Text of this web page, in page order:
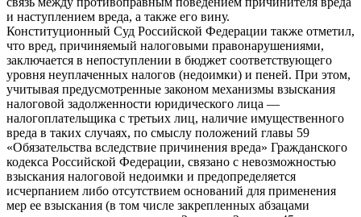
и наступлением вреда, а также его вину.
Конституционный Суд Российской Федерации также отметил,
что вред, причиняемый налоговыми правонарушениями,
заключается в непоступлении в бюджет соответствующего
уровня неуплаченных налогов (недоимки) и пеней. При этом,
учитывая предусмотренные законом механизмы взыскания
налоговой задолженности юридического лица —
налогоплательщика с третьих лиц, наличие имущественного
вреда в таких случаях, по смыслу положений главы 59
«Обязательства вследствие причинения вреда» Гражданского
кодекса Российской Федерации, связано с невозможностью
взыскания налоговой недоимки и предопределяется
исчерпанием либо отсутствием оснований для применения
мер ее взыскания (в том числе закрепленных абзацами